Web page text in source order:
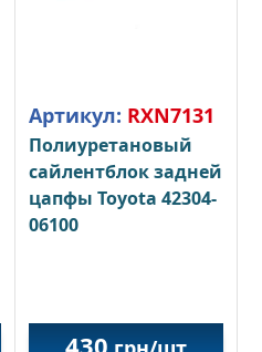
Артикул: RXN7131
Полиуретановый
сайлентблок задней
цапфы Toyota 42304-
06100